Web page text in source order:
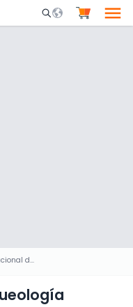
Mobile Search
Museo Nacional de Arqueología